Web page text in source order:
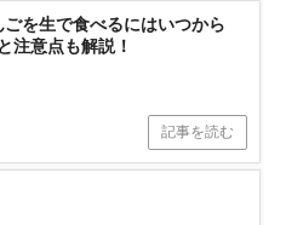
を生で食べるにはいつから
注意点も解説！
記事を読む